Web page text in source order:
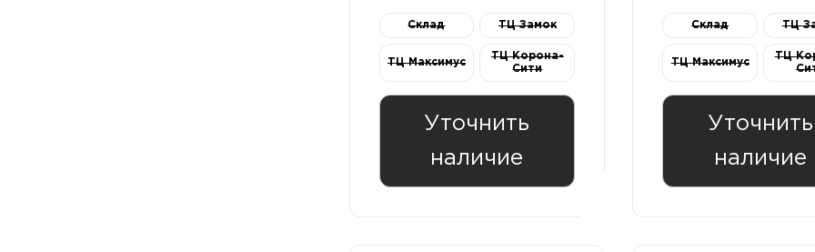
Склад ТЦ Замок
ТЦ Максимус
ТЦ Корона-
Сити
Уточнить
наличие
Склад ТЦ
ТЦ Максимус
ТЦ
Уточнить
наличие